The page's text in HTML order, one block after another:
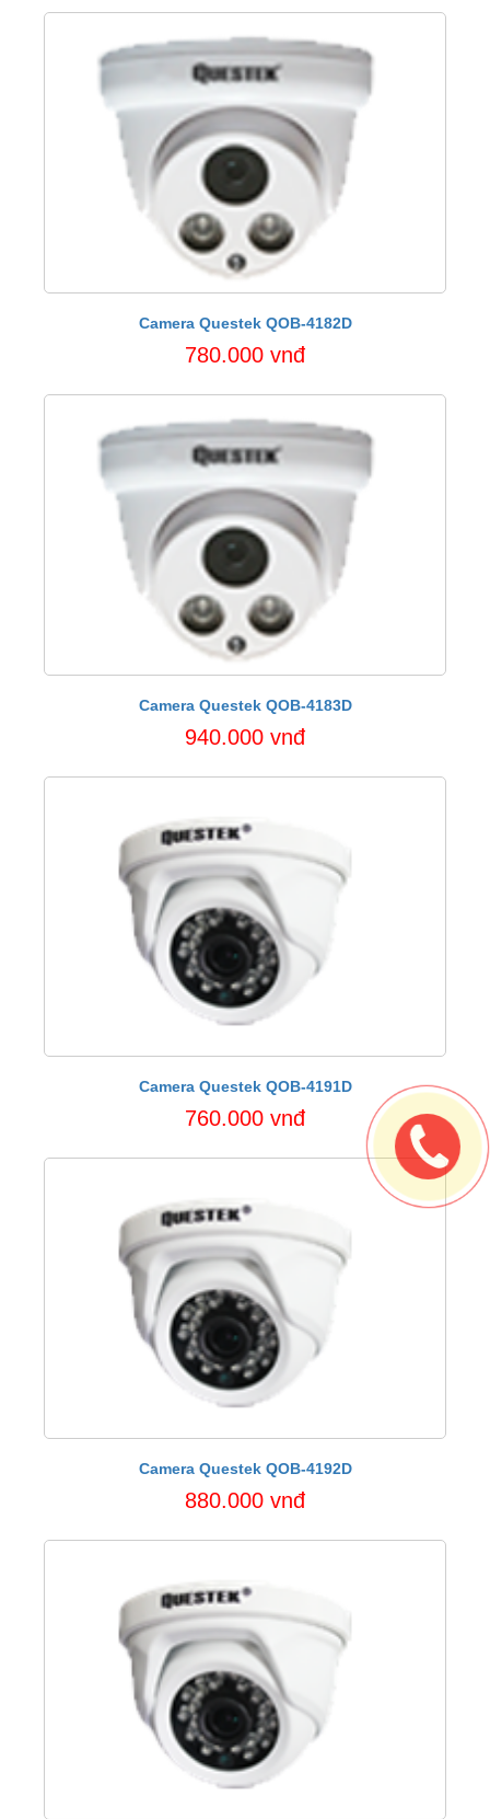
Camera Questek QOB-4182D
780.000 vnđ
Camera Questek QOB-4183D
940.000 vnđ
Camera Questek QOB-4191D
760.000 vnđ
Camera Questek QOB-4192D
880.000 vnđ